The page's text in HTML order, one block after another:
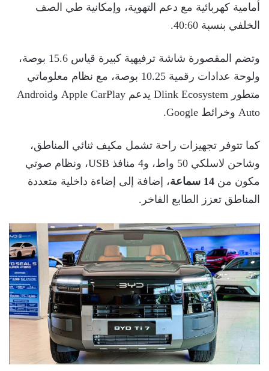
أمامية كهربائية مع دعم التهوية، وإمكانية طي الصف
الخلفي بنسبة 40:60.
وتضم المقصورة شاشة ترفيهية كبيرة قياس 15.6 بوصة،
ولوحة عدادات رقمية 10.25 بوصة، مع نظام معلوماتي
متطور Dlink Ecosystem يدعم Apple CarPlay وAndroid
Auto وخرائط Google.
كما تتوفر تجهيزات راحة تشمل مكيف ثنائي المناطق،
وشاحن لاسلكي 50 واط، و4 منافذ USB، ونظام صوتي
مكون من 14 سماعة
، إضافة إلى إضاءة داخلية متعددة
المناطق تعزز الطابع الفاخر.